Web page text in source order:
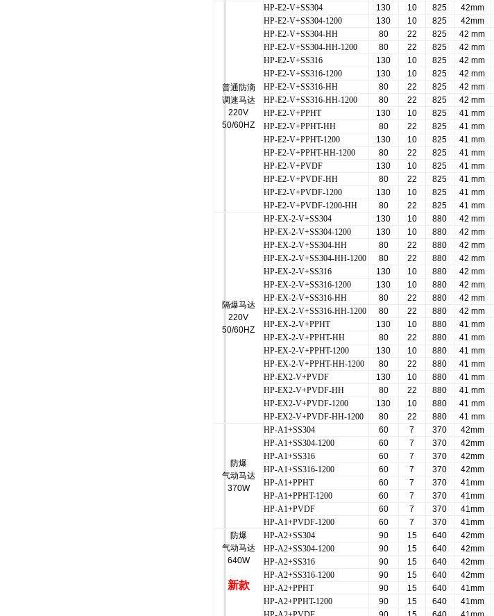
普通防滴
调速马达
220V
50/60HZ
HP-E2-V+SS304 130 10 825 42mm
HP-E2-V+SS304-1200
130 10 825 42mm
HP-E2-V+SS304-HH
80 22 825 42 mm
HP-E2-V+SS304-HH-1200
80 22 825 42 mm
HP-E2-V+SS316
130 10 825 42 mm
HP-E2-V+SS316-1200
130 10 825 42 mm
HP-E2-V+SS316-HH
80 22 825 42 mm
HP-E2-V+SS316-HH-1200
80 22 825 42 mm
HP-E2-V+PPHT
130 10 825 41 mm
HP-E2-V+PPHT-HH
80 22 825 41 mm
HP-E2-V+PPHT-1200
130 10 825 41 mm
HP-E2-V+PPHT-HH-1200
80 22 825 41 mm
HP-E2-V+PVDF
130 10 825 41 mm
HP-E2-V+PVDF-HH
80 22 825 41 mm
HP-E2-V+PVDF-1200
130 10 825 41 mm
HP-E2-V+PVDF-1200-HH
80 22 825 41 mm
隔爆马达
220V
50/60HZ
HP-EX-2-V+SS304 130 10 880 42 mm
HP-EX-2-V+SS304-1200
130 10 880 42 mm
HP-EX-2-V+SS304-HH
80 22 880 42 mm
HP-EX-2-V+SS304-HH-1200
80 22 880 42 mm
HP-EX-2-V+SS316
130 10 880 42 mm
HP-EX-2-V+SS316-1200
130 10 880 42 mm
HP-EX-2-V+SS316-HH
80 22 880 42 mm
HP-EX-2-V+SS316-HH-1200
80 22 880 42 mm
HP-EX-2-V+PPHT
130 10 880 41 mm
HP-EX-2-V+PPHT-HH
80 22 880 41 mm
HP-EX-2-V+PPHT-1200
130 10 880 41 mm
HP-EX-2-V+PPHT-HH-1200
80 22 880 41 mm
HP-EX2-V+PVDF
130 10 880 41 mm
HP-EX2-V+PVDF-HH
80 22 880 41 mm
HP-EX2-V+PVDF-1200
130 10 880 41 mm
HP-EX2-V+PVDF-HH-1200
80 22 880 41 mm
防爆
气动马达
370W
HP-A1+SS304 60 7 370 42mm
HP-A1+SS304-1200
60 7 370 42mm
HP-A1+SS316
60 7 370 42mm
HP-A1+SS316-1200
60 7 370 42mm
HP-A1+PPHT
60 7 370 41mm
HP-A1+PPHT-1200
60 7 370 41mm
HP-A1+PVDF
60 7 370 41mm
HP-A1+PVDF-1200
60 7 370 41mm
防爆
气动马达
640W
新款
HP-A2+SS304 90 15 640 42mm
HP-A2+SS304-1200
90 15 640 42mm
HP-A2+SS316
90 15 640 42mm
HP-A2+SS316-1200
90 15 640 42mm
HP-A2+PPHT
90 15 640 41mm
HP-A2+PPHT-1200
90 15 640 41mm